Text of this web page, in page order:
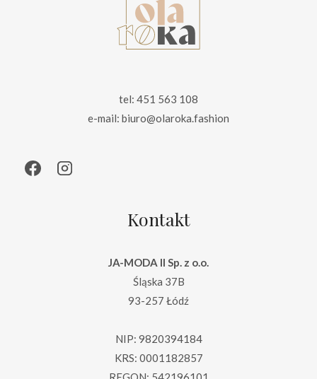
tel: 451 563 108
e-mail: biuro@olaroka.fashion
Kontakt
JA-MODA II Sp. z o.o.
Śląska 37B
93-257 Łódź
NIP: 9820394184
KRS: 0001182857